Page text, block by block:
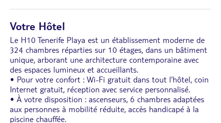
Votre Hôtel
Le H10 Tenerife Playa est un établissement moderne de
324 chambres réparties sur 10 étages, dans un bâtiment
unique, arborant une architecture contemporaine avec
des espaces lumineux et accueillants.
• Pour votre confort : Wi-Fi gratuit dans tout l’hôtel, coin
Internet gratuit, réception avec service personnalisé.
• À votre disposition : ascenseurs, 6 chambres adaptées
aux personnes à mobilité réduite, accès handicapé à la
piscine chauffée.